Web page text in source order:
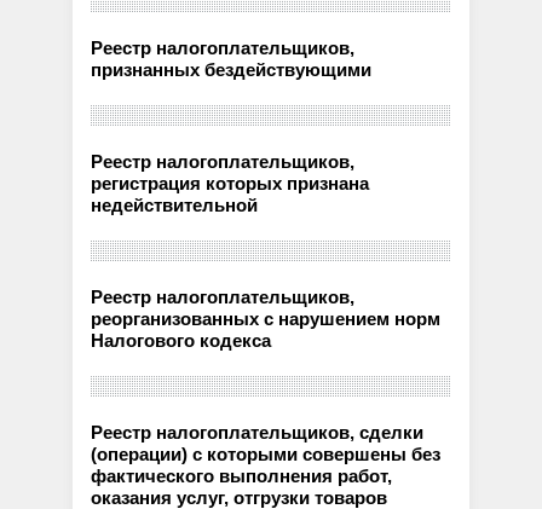
Реестр налогоплательщиков,
признанных бездействующими
Реестр налогоплательщиков,
регистрация которых признана
недействительной
Реестр налогоплательщиков,
реорганизованных с нарушением норм
Налогового кодекса
Реестр налогоплательщиков, сделки
(операции) с которыми совершены без
фактического выполнения работ,
оказания услуг, отгрузки товаров